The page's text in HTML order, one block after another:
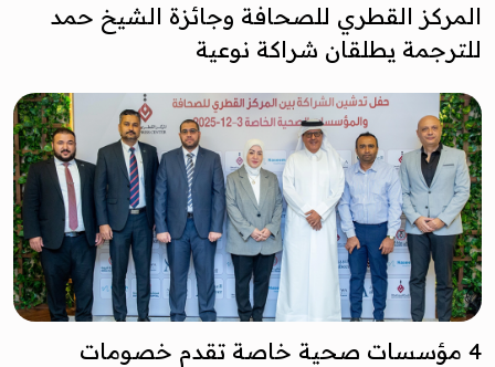
المركز القطري للصحافة وجائزة الشيخ حمد
للترجمة يطلقان شراكة نوعية
4 مؤسسات صحية خاصة تقدم خصومات